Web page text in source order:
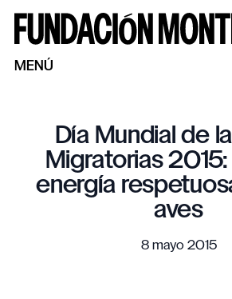
MENÚ
Día Mundial de
Migratorias
energía
aves
8 mayo 2015